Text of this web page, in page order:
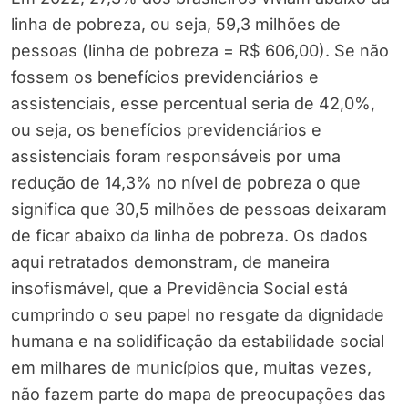
linha de pobreza, ou seja, 59,3 milhões de
pessoas (linha de pobreza = R$ 606,00). Se não
fossem os benefícios previdenciários e
assistenciais, esse percentual seria de 42,0%,
ou seja, os benefícios previdenciários e
assistenciais foram responsáveis por uma
redução de 14,3% no nível de pobreza o que
significa que 30,5 milhões de pessoas deixaram
de ficar abaixo da linha de pobreza. Os dados
aqui retratados demonstram, de maneira
insofismável, que a Previdência Social está
cumprindo o seu papel no resgate da dignidade
humana e na solidificação da estabilidade social
em milhares de municípios que, muitas vezes,
não fazem parte do mapa de preocupações das